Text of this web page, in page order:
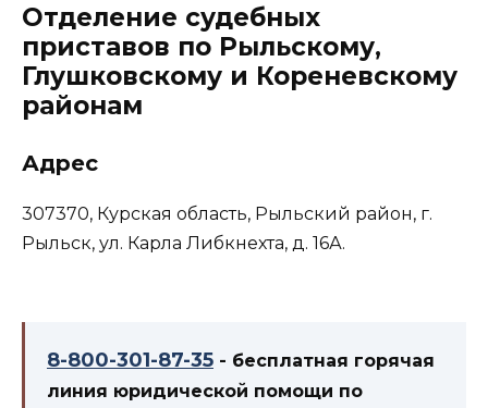
Отделение судебных
приставов по Рыльскому,
Глушковскому и Кореневскому
районам
Адрес
307370, Курская область, Рыльский район, г.
Рыльск, ул. Карла Либкнехта, д. 16А.
8-800-301-87-35 - бесплатная горячая
линия юридической помощи по